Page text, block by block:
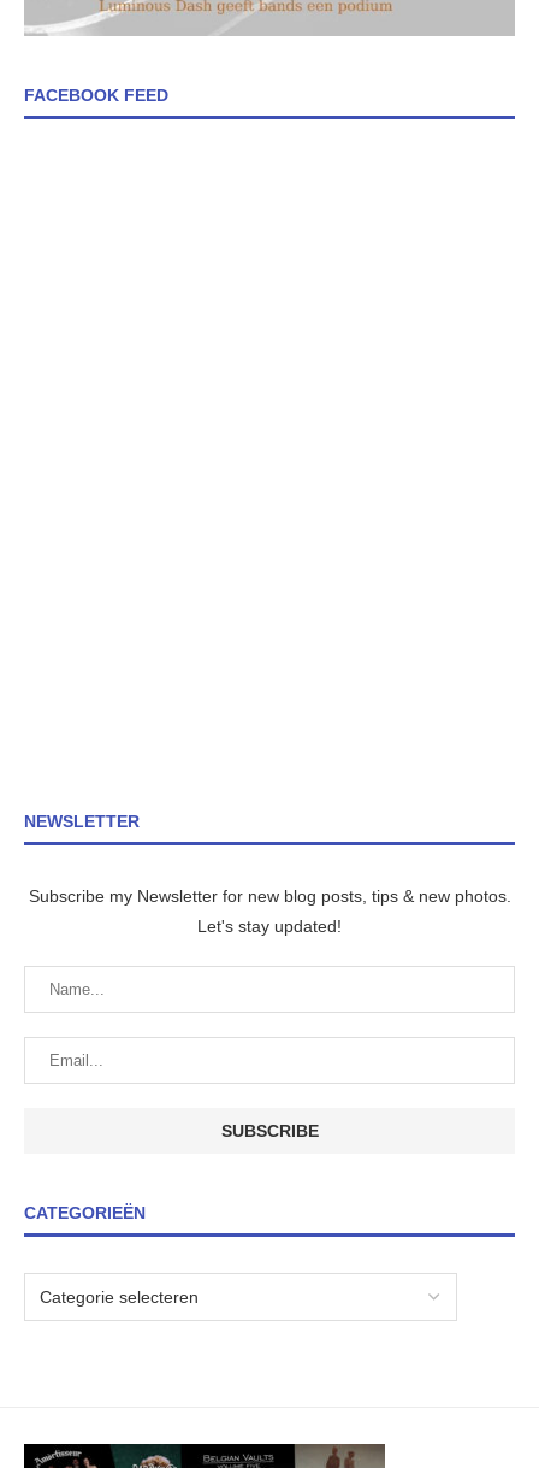
FACEBOOK FEED
NEWSLETTER
Subscribe my Newsletter for new blog posts, tips & new photos.
Let's stay updated!
CATEGORIEËN